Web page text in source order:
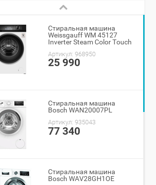
Стиральная машина
Weissgauff WM 45127
Inverter Steam Color Touch
Артикул: 968950
25 990
Стиральная машина
Bosch WAN20007PL
Артикул: 935043
77 340
Стиральная машина
Bosch WAV28GH1OE